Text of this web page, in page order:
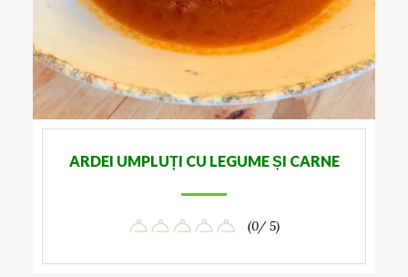
ARDEI UMPLUȚI CU LEGUME ȘI CARNE
(0/ 5)